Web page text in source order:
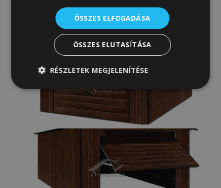
ÖSSZES ELFOGADÁSA
ÖSSZES ELUTASÍTÁSA
RÉSZLETEK MEGJELENÍTÉSE
Elengedhetetlenül
szükséges
Teljesítmény
Besorolatlan